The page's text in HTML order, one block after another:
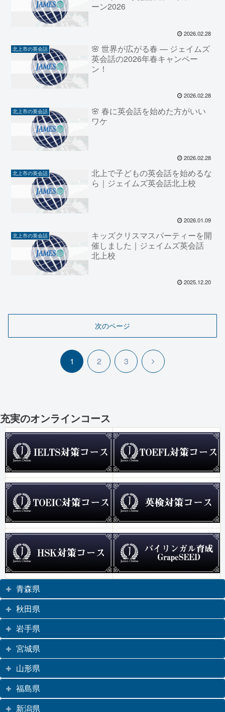
ーン2026
2026.02.28
北上市の英会話
🌸 世界が広がる春 — ジェイムズ
英会話の2026年春キャンペー
ン！
2026.02.28
北上市の英会話
🌸 春に英会話を始めた方がいい
ワケ
2026.02.28
北上市の英会話
北上で子どもの英会話を始めるな
ら｜ジェイムズ英会話北上校
2026.01.09
北上市の英会話
キッズクリスマスパーティーを開
催しました｜ジェイムズ英会話
北上校
2025.12.20
次のページ
1 2 3
次
充実のオンラインコース
青森県
秋田県
岩手県
宮城県
山形県
福島県
新潟県